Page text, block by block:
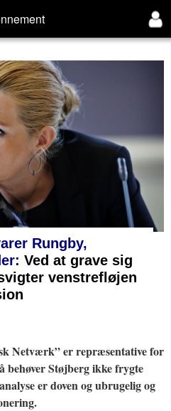
Rungby,
Ved at grave sig
venstrefløjen
Netværk” er repræsentative for
behøver Støjberg ikke frygte
er doven og ubrugelig og